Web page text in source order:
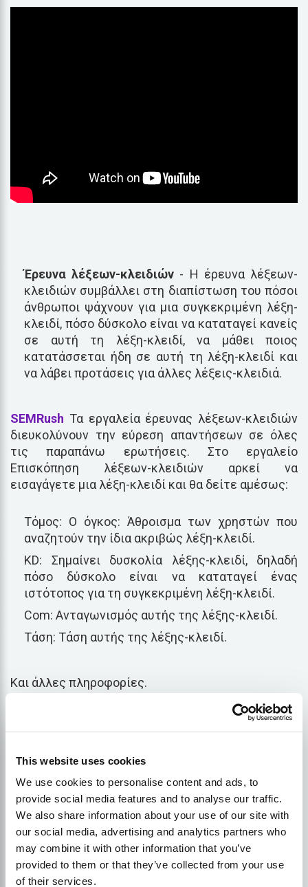
This website uses cookies
We use cookies to personalise content and ads, to
provide social media features and to analyse our traffic.
We also share information about your use of our site with
our social media, advertising and analytics partners who
may combine it with other information that you’ve
provided to them or that they’ve collected from your use
of their services.
Έρευνα λέξεων-κλειδιών - Η έρευνα λέξεων-
κλειδιών συμβάλλει στη διαπίστωση του πόσοι
άνθρωποι ψάχνουν για μια συγκεκριμένη λέξη-
κλειδί, πόσο δύσκολο είναι να καταταγεί κανείς
σε αυτή τη λέξη-κλειδί, να μάθει ποιος
κατατάσσεται ήδη σε αυτή τη λέξη-κλειδί και
να λάβει προτάσεις για άλλες λέξεις-κλειδιά.
SEMRush Τα εργαλεία έρευνας λέξεων-κλειδιών
διευκολύνουν την εύρεση απαντήσεων σε όλες
τις παραπάνω ερωτήσεις. Στο εργαλείο
Επισκόπηση λέξεων-κλειδιών αρκεί να
εισαγάγετε μια λέξη-κλειδί και θα δείτε αμέσως:
Τόμος: Ο όγκος: Άθροισμα των χρηστών που
αναζητούν την ίδια ακριβώς λέξη-κλειδί.
KD: Σημαίνει δυσκολία λέξης-κλειδί, δηλαδή
πόσο δύσκολο είναι να καταταγεί ένας
ιστότοπος για τη συγκεκριμένη λέξη-κλειδί.
Com: Ανταγωνισμός αυτής της λέξης-κλειδί.
Τάση: Τάση αυτής της λέξης-κλειδί.
Και άλλες πληροφορίες.
Τώρα, το εργαλείο 'Keyword Magic' μπορεί να
χρησιμοποιηθεί για την εύρεση λέξεων-κλειδιών
εισάγει.SEMRushΤο εργαλείο έρευνας λέξεων-
κλειδιών σας παρέχει όλες τις βασικές
πληροφορίες που χρειάζεστε για να αποφασίσετε
ποιες λέξεις-κλειδιά θα στοχεύσετε για το έργο
SEO σας.
Παρακολούθηση κατάταξης- Πρόκειται για ένα